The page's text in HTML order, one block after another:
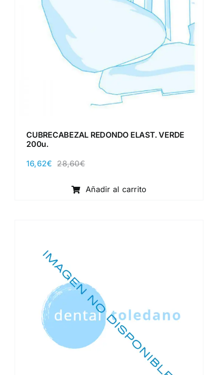
CUBRECABEZAL REDONDO ELAST. VERDE
200u.
28,60€El
original
era:
16,62€
El
actual
es:
Añadir al carrito